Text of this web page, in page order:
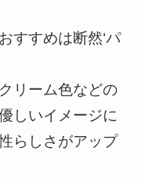
おすすめは断然‘パ
リーム色などの
しいイメージに
らしさがアップ